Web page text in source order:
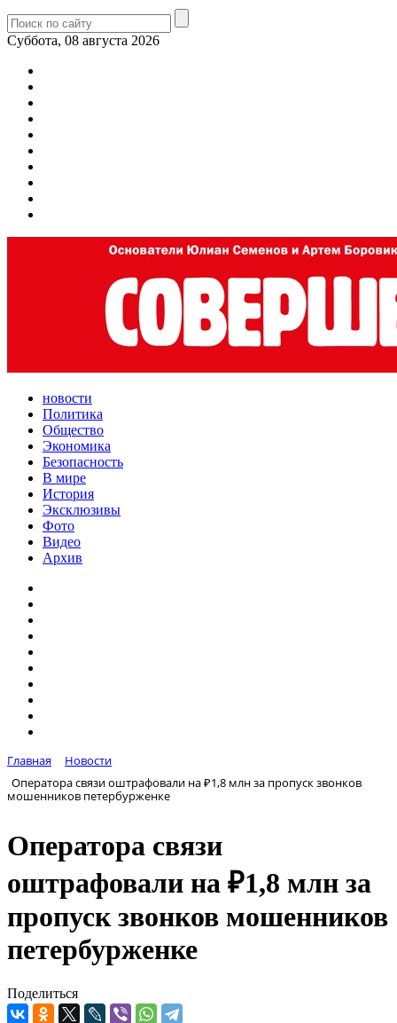
Суббота, 08 августа 2026
новости
Политика
Общество
Экономика
Безопасность
В мире
История
Эксклюзивы
Фото
Видео
Архив
Главная
Новости
Оператора связи оштрафовали на ₽1,8 млн за пропуск звонков
мошенников петербурженке
Оператора связи
оштрафовали на ₽1,8 млн за
пропуск звонков мошенников
петербурженке
Поделиться